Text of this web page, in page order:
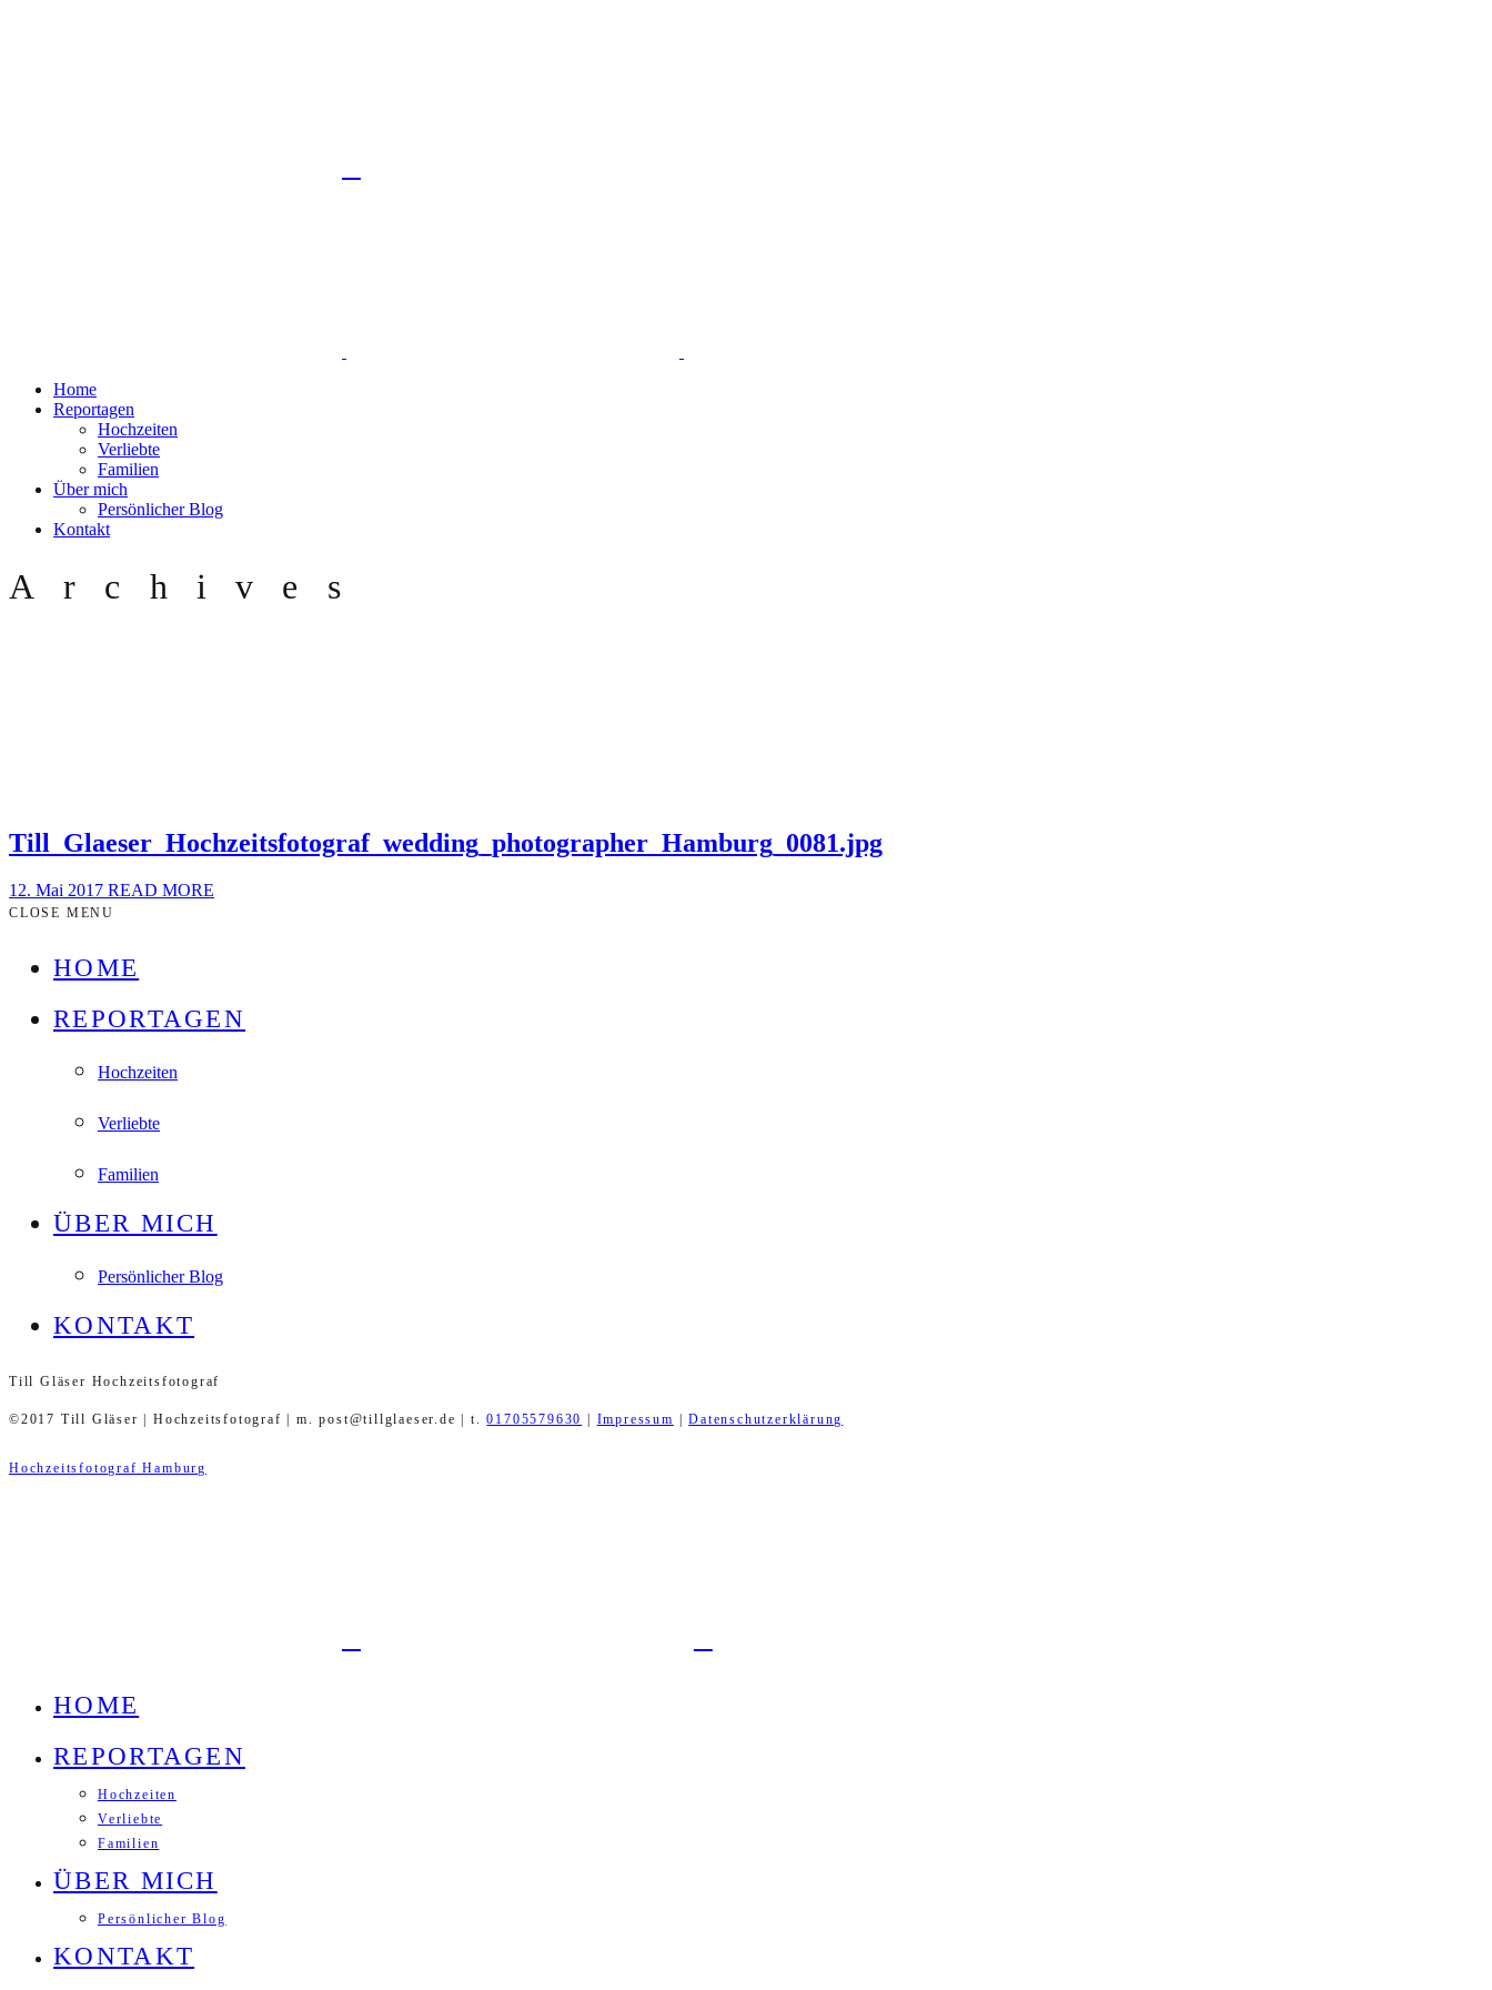
Home
Reportagen
Hochzeiten
Verliebte
Familien
Über mich
Persönlicher Blog
Kontakt
Archives
Till_Glaeser_Hochzeitsfotograf_wedding_photographer_Hamburg_0081.jpg
12. Mai 2017 READ MORE
CLOSE MENU
HOME
REPORTAGEN
Hochzeiten
Verliebte
Familien
ÜBER MICH
Persönlicher Blog
KONTAKT
Till Gläser Hochzeitsfotograf
©2017 Till Gläser | Hochzeitsfotograf | m. post@tillglaeser.de | t.01705579630 | Impressum |Datenschutzerklärung
Hochzeitsfotograf Hamburg
HOME
REPORTAGEN
Hochzeiten
Verliebte
Familien
ÜBER MICH
Persönlicher Blog
KONTAKT